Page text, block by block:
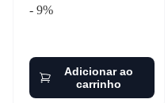
- 9%
Adicionar ao
carrinho